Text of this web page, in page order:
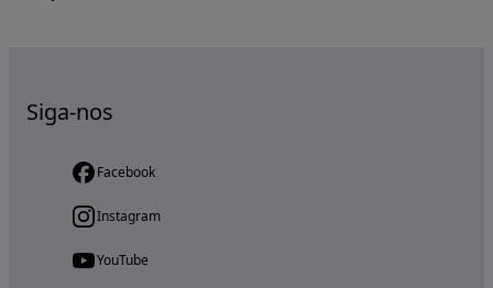
Siga-nos
Facebook
Instagram
YouTube